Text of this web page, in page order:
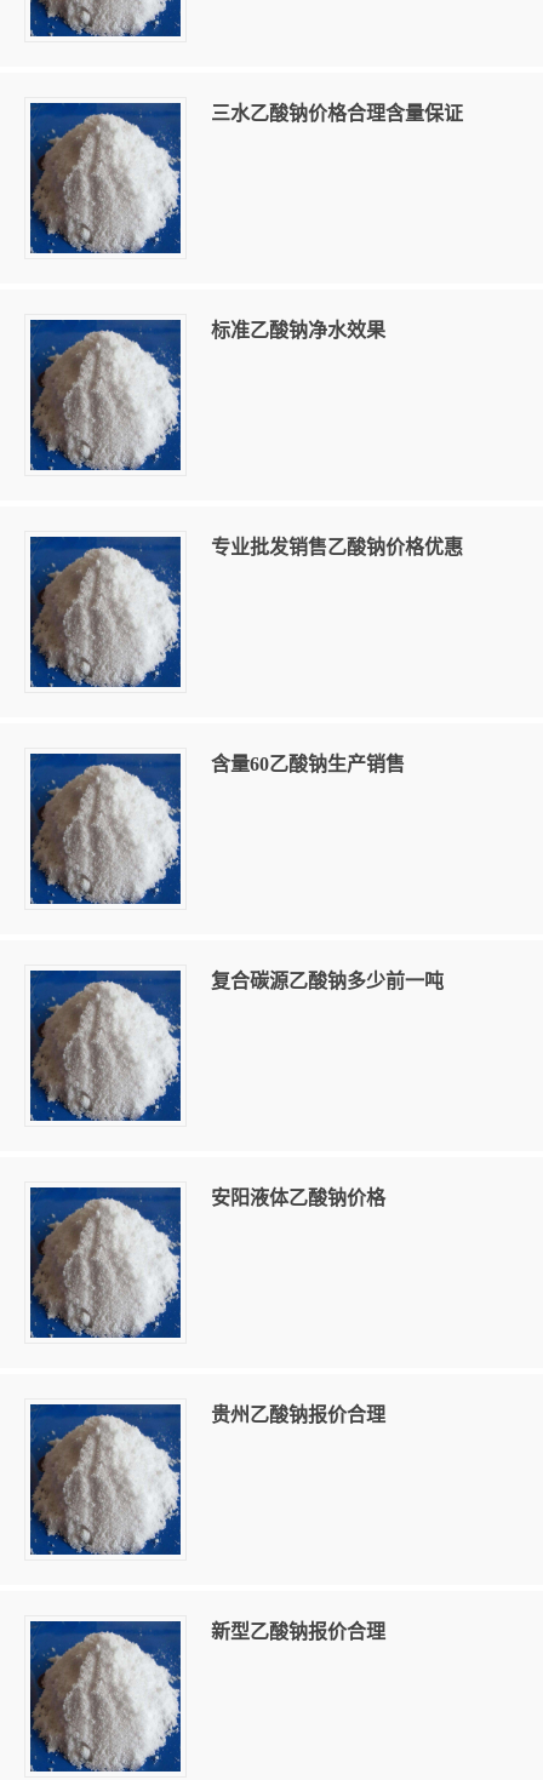
三水乙酸钠价格合理含量保证
标准乙酸钠净水效果
专业批发销售乙酸钠价格优惠
含量60乙酸钠生产销售
复合碳源乙酸钠多少前一吨
安阳液体乙酸钠价格
贵州乙酸钠报价合理
新型乙酸钠报价合理